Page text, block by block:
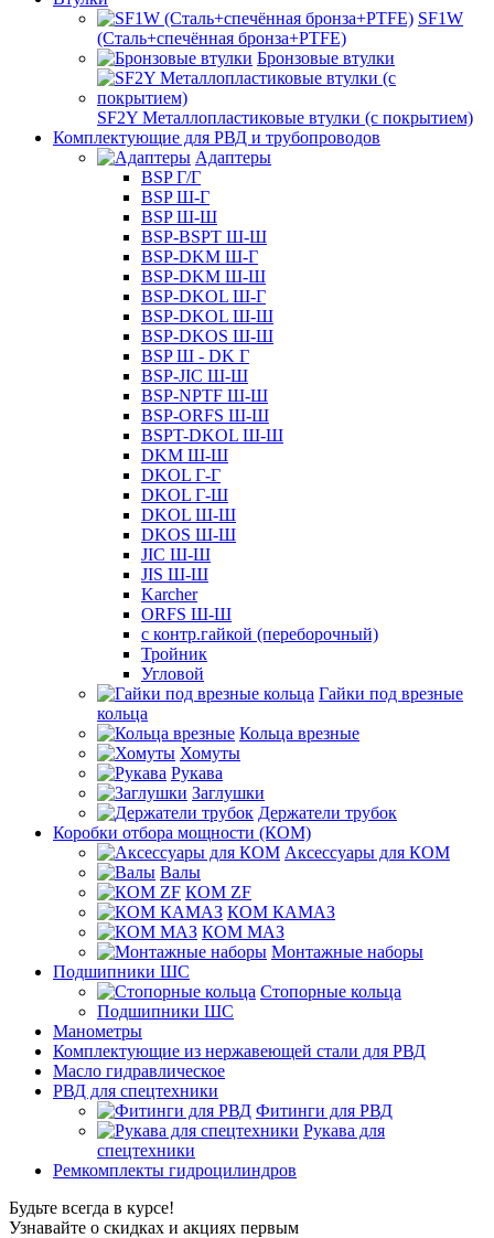
SF1W
(Сталь+спечённая бронза+PTFE)
Бронзовые втулки
SF2Y Металлопластиковые втулки (с покрытием)
Комплектующие для РВД и трубопроводов
Адаптеры
BSP Г/Г
BSP Ш-Г
BSP Ш-Ш
BSP-BSPT Ш-Ш
BSP-DKM Ш-Г
BSP-DKM Ш-Ш
BSP-DKOL Ш-Г
BSP-DKOL Ш-Ш
BSP-DKOS Ш-Ш
BSP Ш - DK Г
BSP-JIC Ш-Ш
BSP-NPTF Ш-Ш
BSP-ORFS Ш-Ш
BSPT-DKOL Ш-Ш
DKM Ш-Ш
DKOL Г-Г
DKOL Г-Ш
DKOL Ш-Ш
DKOS Ш-Ш
JIC Ш-Ш
JIS Ш-Ш
Karcher
ORFS Ш-Ш
с контр.гайкой (переборочный)
Тройник
Угловой
Гайки под врезные
кольца
Кольца врезные
Хомуты
Рукава
Заглушки
Держатели трубок
Коробки отбора мощности (КОМ)
Аксессуары для КОМ
Валы
КОМ ZF
КОМ КАМАЗ
КОМ МАЗ
Монтажные наборы
Подшипники ШС
Стопорные кольца
Подшипники ШС
Манометры
Комплектующие из нержавеющей стали для РВД
Масло гидравлическое
РВД для спецтехники
Фитинги для РВД
Рукава для
спецтехники
Ремкомплекты гидроцилиндров
Будьте всегда в курсе!
Узнавайте о скидках и акциях первым